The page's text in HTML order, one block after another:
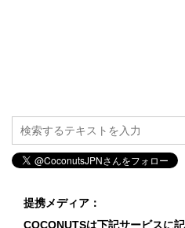
提携メディア：
COCONUTSは下記サービスに